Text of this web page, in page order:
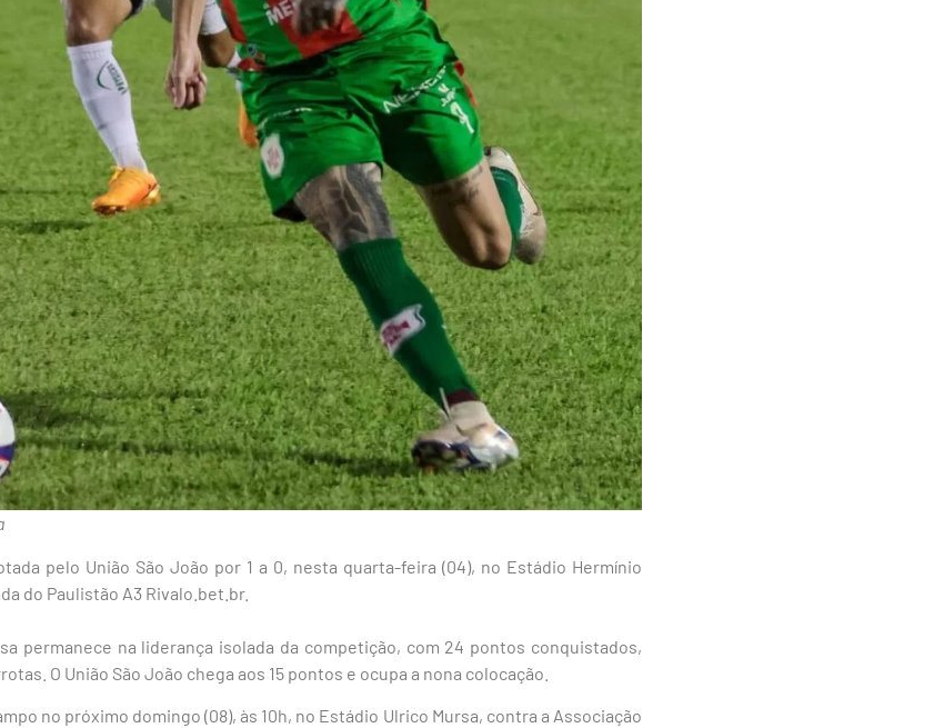
pelo União São João por 1 a 0, nesta quarta-feira (04), no Estádio Hermínio
do Paulistão A3 Rivalo.bet.br.
permanece na liderança isolada da competição, com 24 pontos conquistados,
O União São João chega aos 15 pontos e ocupa a nona colocação.
no próximo domingo (08), às 10h, no Estádio Ulrico Mursa, contra a Associação